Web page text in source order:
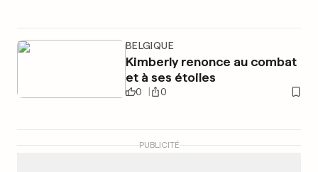
BELGIQUE
Kimberly renonce au combat
et à ses étoiles
0 0
PUBLICITÉ